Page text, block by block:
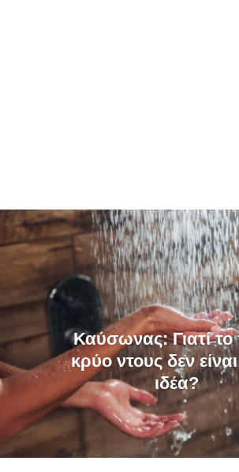
Καύσωνας: Γιατί
κρύο ντους δεν
ιδέα?